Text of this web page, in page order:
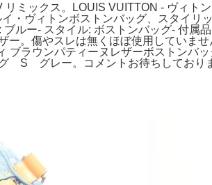
ミックス。LOUIS VUITTON - ヴィト
・ヴィトンボストンバッグ、スタイ
ルー- スタイル: ボストンバッグ- 付属
ー。傷やスレは無くほぼ使用していま
ブラウンパティーヌレザーボストンバ
グレー。コメントお待ちしておりま